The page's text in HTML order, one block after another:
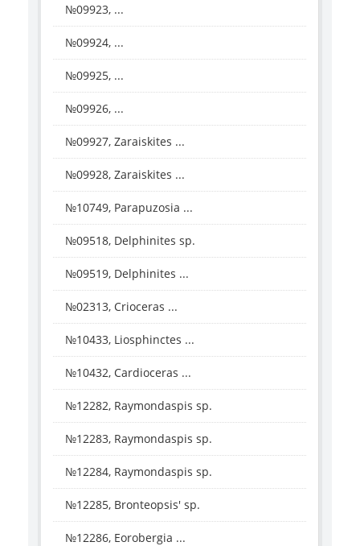
№09923, ...
№09924, ...
№09925, ...
№09926, ...
№09927, Zaraiskites ...
№09928, Zaraiskites ...
№10749, Parapuzosia ...
№09518, Delphinites sp.
№09519, Delphinites ...
№02313, Crioceras ...
№10433, Liosphinctes ...
№10432, Cardioceras ...
№12282, Raymondaspis sp.
№12283, Raymondaspis sp.
№12284, Raymondaspis sp.
№12285, Bronteopsis' sp.
№12286, Eorobergia ...